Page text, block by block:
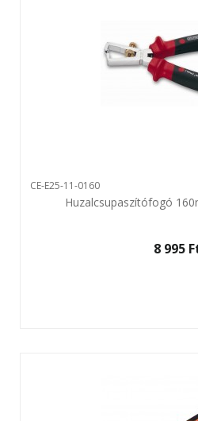
CE-E25-11-0160
Huzalcsupaszítófogó
8 995